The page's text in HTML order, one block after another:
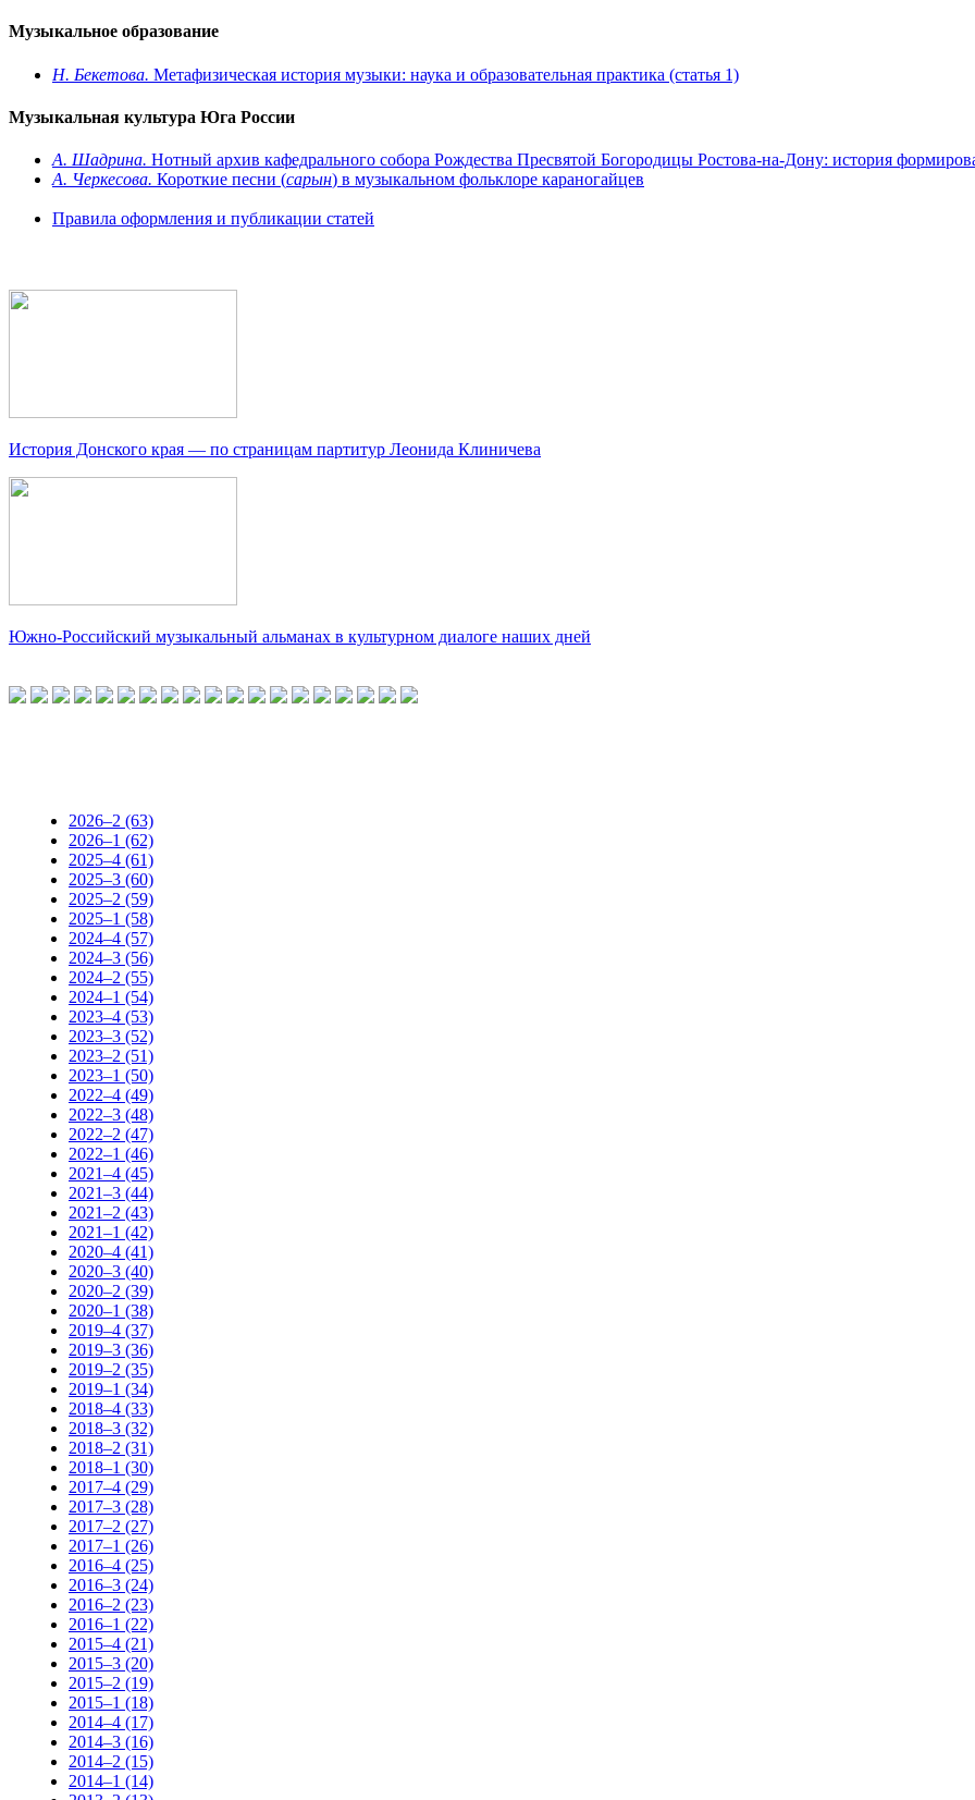
Музыкальное образование
Н. Бекетова. Метафизическая история музыки: наука и образовательная практика (cтатья 1)
Музыкальная культура Юга России
А. Шадрина. Нотный архив кафедрального собора Рождества Пресвятой Богородицы Ростова-на-Дону: история
А. Черкесова. Короткие песни (сарын) в музыкальном фольклоре караногайцев
Правила оформления и публикации статей
История Донского края — по страницам партитур Леонида Клиничева
Южно-Российский музыкальный альманах в культурном диалоге наших дней
2026–2 (63)
2026–1 (62)
2025–4 (61)
2025–3 (60)
2025–2 (59)
2025–1 (58)
2024–4 (57)
2024–3 (56)
2024–2 (55)
2024–1 (54)
2023–4 (53)
2023–3 (52)
2023–2 (51)
2023–1 (50)
2022–4 (49)
2022–3 (48)
2022–2 (47)
2022–1 (46)
2021–4 (45)
2021–3 (44)
2021–2 (43)
2021–1 (42)
2020–4 (41)
2020–3 (40)
2020–2 (39)
2020–1 (38)
2019–4 (37)
2019–3 (36)
2019–2 (35)
2019–1 (34)
2018–4 (33)
2018–3 (32)
2018–2 (31)
2018–1 (30)
2017–4 (29)
2017–3 (28)
2017–2 (27)
2017–1 (26)
2016–4 (25)
2016–3 (24)
2016–2 (23)
2016–1 (22)
2015–4 (21)
2015–3 (20)
2015–2 (19)
2015–1 (18)
2014–4 (17)
2014–3 (16)
2014–2 (15)
2014–1 (14)